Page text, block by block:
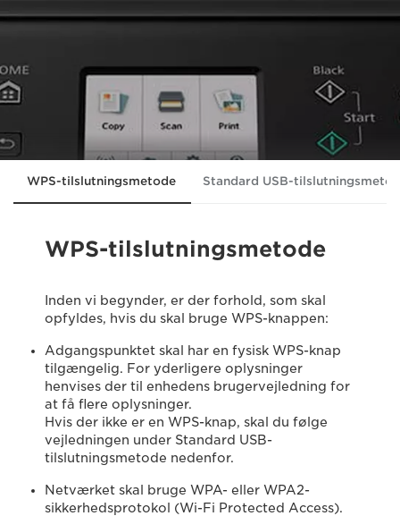
WPS-tilslutningsmetode Standard USB-
WPS-tilslutningsmetode
Inden vi begynder, er der forhold, som skal
opfyldes, hvis du skal bruge WPS-knappen:
Adgangspunktet skal har en fysisk WPS-knap
tilgængelig. For yderligere oplysninger
henvises der til enhedens brugervejledning for
at få flere oplysninger.
Hvis der ikke er en WPS-knap, skal du følge
vejledningen under Standard USB-
tilslutningsmetode nedenfor.
Netværket skal bruge WPA- eller WPA2-
sikkerhedsprotokol (Wi-Fi Protected Access).